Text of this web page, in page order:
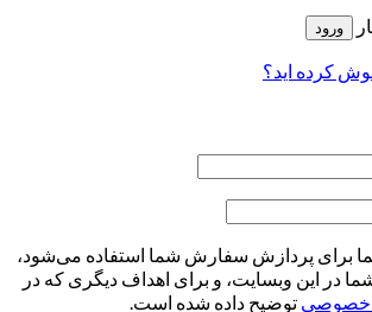
ورود
کرده اید؟
برای پردازش سفارش شما استفاده می‌شود،
شما در این وبسایت، و برای اهداف دیگری که در
خصوصی توضیح داده شده است.